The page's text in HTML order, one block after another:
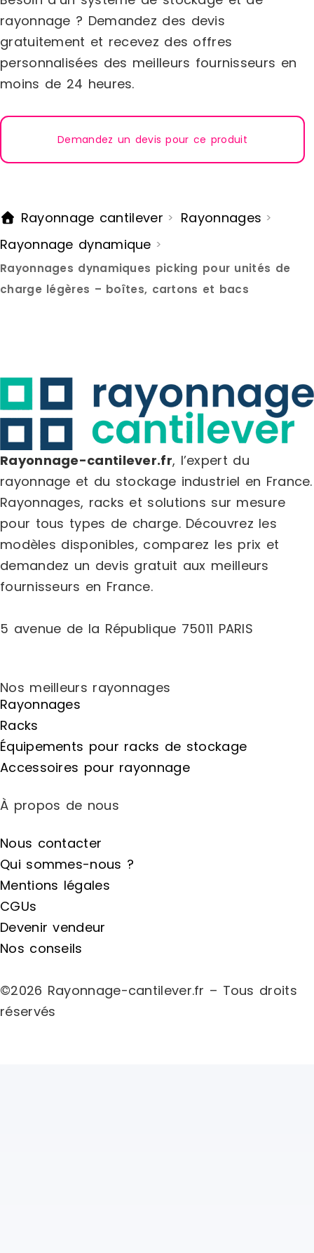
rotation des stocksLe nombre d'allées
est réduit, permettant un fameux gain
de placeLe stockage dynamique
permet un chargement et
déchargement plus rapide, ce qui
entraine une hausse de
vos besoins et de l'espace disponible.
rayonnage ? Demandez des devis
gratuitement et recevez des offres
personnalisées des meilleurs fournisseurs en
moins de 24 heures.
Demandez un devis pour ce produit
Rayonnage cantilever > Rayonnages >
Rayonnage dynamique >
Rayonnages dynamiques picking pour unités de
charge légères – boîtes, cartons et bacs
Rayonnage-cantilever.fr, l’expert du
rayonnage et du stockage industriel en France.
Rayonnages, racks et solutions sur mesure
pour tous types de charge. Découvrez les
modèles disponibles, comparez les prix et
demandez un devis gratuit aux meilleurs
fournisseurs en France.
5 avenue de la République 75011 PARIS
Nos meilleurs rayonnages
Rayonnages
Racks
Équipements pour racks de stockage
Accessoires pour rayonnage
À propos de nous
Nous contacter
Qui sommes-nous ?
Mentions légales
CGUs
Devenir vendeur
Nos conseils
©2026 Rayonnage-cantilever.fr – Tous droits
réservés